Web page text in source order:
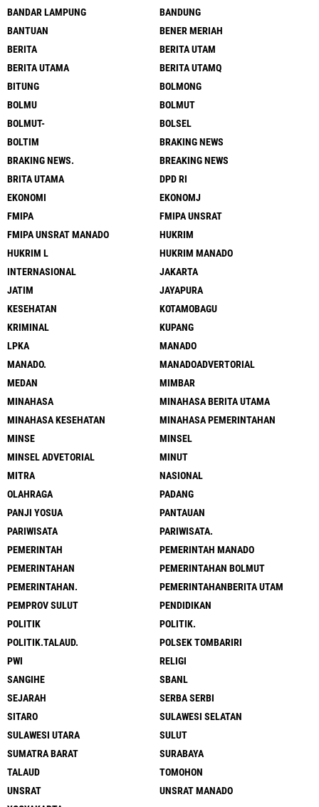
BANDAR LAMPUNG
BANDUNG
BANTUAN
BENER MERIAH
BERITA
BERITA UTAM
BERITA UTAMA
BERITA UTAMQ
BITUNG
BOLMONG
BOLMU
BOLMUT
BOLMUT-
BOLSEL
BOLTIM
BRAKING NEWS
BRAKING NEWS.
BREAKING NEWS
BRITA UTAMA
DPD RI
EKONOMI
EKONOMJ
FMIPA
FMIPA UNSRAT
FMIPA UNSRAT MANADO
HUKRIM
HUKRIM L
HUKRIM MANADO
INTERNASIONAL
JAKARTA
JATIM
JAYAPURA
KESEHATAN
KOTAMOBAGU
KRIMINAL
KUPANG
LPKA
MANADO
MANADO.
MANADOADVERTORIAL
MEDAN
MIMBAR
MINAHASA
MINAHASA BERITA UTAMA
MINAHASA KESEHATAN
MINAHASA PEMERINTAHAN
MINSE
MINSEL
MINSEL ADVETORIAL
MINUT
MITRA
NASIONAL
OLAHRAGA
PADANG
PANJI YOSUA
PANTAUAN
PARIWISATA
PARIWISATA.
PEMERINTAH
PEMERINTAH MANADO
PEMERINTAHAN
PEMERINTAHAN BOLMUT
PEMERINTAHAN.
PEMERINTAHANBERITA UTAM
PEMPROV SULUT
PENDIDIKAN
POLITIK
POLITIK.
POLITIK.TALAUD.
POLSEK TOMBARIRI
PWI
RELIGI
SANGIHE
SBANL
SEJARAH
SERBA SERBI
SITARO
SULAWESI SELATAN
SULAWESI UTARA
SULUT
SUMATRA BARAT
SURABAYA
TALAUD
TOMOHON
UNSRAT
UNSRAT MANADO